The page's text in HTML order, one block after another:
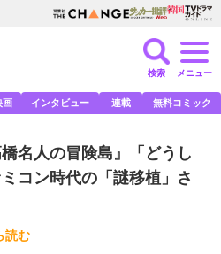
検索 メニュー
画 インタビュー 連載 無料コミック
名人の冒険島』「どうし
コン時代の「謎移植」さ
読む